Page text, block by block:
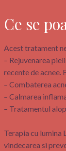
Ce se
Acest tratament
– Rejuvenarea
recente de acnee.
– Combaterea
– Calmarea
– Tratamentul
Terapia cu
vindecarea si